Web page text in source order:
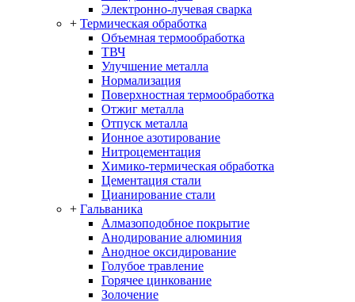
Электронно-лучевая сварка
+ Термическая обработка
Объемная термообработка
ТВЧ
Улучшение металла
Нормализация
Поверхностная термообработка
Отжиг металла
Отпуск металла
Ионное азотирование
Нитроцементация
Химико-термическая обработка
Цементация стали
Цианирование стали
+ Гальваника
Алмазоподобное покрытие
Анодирование алюминия
Анодное оксидирование
Голубое травление
Горячее цинкование
Золочение